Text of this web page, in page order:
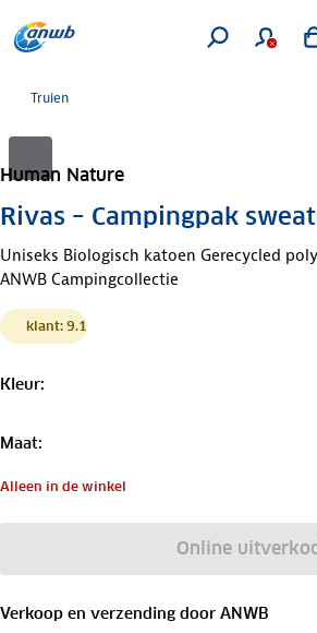
Truien
Human Nature
Rivas – Campingpak
Uniseks Biologisch katoen Gerecycled
ANWB Campingcollectie
klant: 9.1
Kleur:
Maat:
Alleen in de winkel
Online
Verkoop en verzending door ANWB